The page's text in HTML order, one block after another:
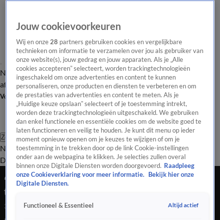
Nieuws van de DagOpinie van de Dag Onze categorieën Laatste
afleveringVideo's Nieuws van de Dag Podcast
Volg Nieuws van de Dag
Zoeken
Nieuws van de DagOpinie van de
Dag
Video'sUitzendingen PodcastPanelContact
“Importyuppen moet stoppen met zeiken:
toerisme en drukte daar eet Amsterdam van”
30 mei 2025, 19:12
Jouw cookievoorkeuren
Wij en onze28 partners gebruiken cookies en vergelijkbare
technieken om informatie te verzamelen over jou als gebruiker van
onze website(s), jouw gedrag en jouw apparaten. Als je „Alle
cookies accepteren” selecteert, worden trackingtechnologieën
ingeschakeld om onze advertenties en content te kunnen
personaliseren, onze producten en diensten te verbeteren en om
de prestaties van advertenties en content te meten. Als je
„Huidige keuze opslaan” selecteert of je toestemming intrekt,
worden deze trackingtechnologieën uitgeschakeld. We gebruiken
dan enkel functionele en essentiële cookies om de website goed te
laten functioneren en veilig te houden. Je kunt dit menu op ieder
moment opnieuw openen om je keuzes te wijzigen of om je
toestemming in te trekken door op de link Cookie-instellingen
onder aan de webpagina te klikken. Je selecties zullen overal
binnen onze Digitale Diensten worden doorgevoerd. Raadpleeg
onze Cookieverklaring voor meer informatie.
Bekijk hier onze
Digitale Diensten.
Functioneel & Essentieel Altijd actief